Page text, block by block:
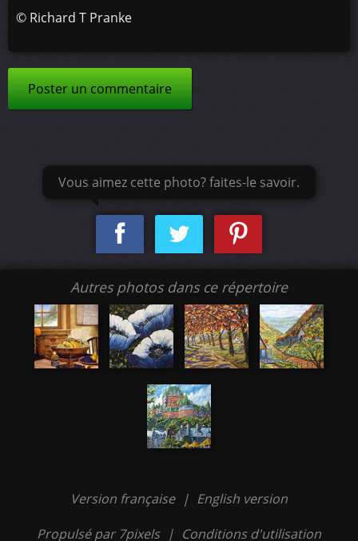
© Richard T Pranke
Poster un commentaire
Vous aimez cette photo? faites-le savoir.
Autres photos dans ce répertoire
Version française | English version
Propulsé par 7pixels | Conditions d'utilisation